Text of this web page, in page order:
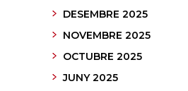
DESEMBRE 2025
NOVEMBRE 2025
OCTUBRE 2025
JUNY 2025